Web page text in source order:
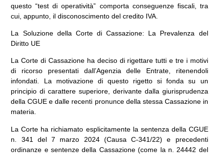
questo “test di operatività” comporta conseguenze fiscali, tra
cui, appunto, il disconoscimento del credito IVA.
La Soluzione della Corte di Cassazione: La Prevalenza del
Diritto UE
La Corte di Cassazione ha deciso di rigettare tutti e tre i motivi
di ricorso presentati dall’Agenzia delle Entrate, ritenendoli
infondati. La motivazione di questo rigetto si fonda su un
principio di carattere superiore, derivante dalla giurisprudenza
della CGUE e dalle recenti pronunce della stessa Cassazione in
materia.
La Corte ha richiamato esplicitamente la sentenza della CGUE
n. 341 del 7 marzo 2024 (Causa C-341/22) e precedenti
ordinanze e sentenze della Cassazione (come la n. 24442 del